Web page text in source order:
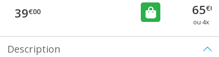
39€00 65€00
ou 4x 16
Description